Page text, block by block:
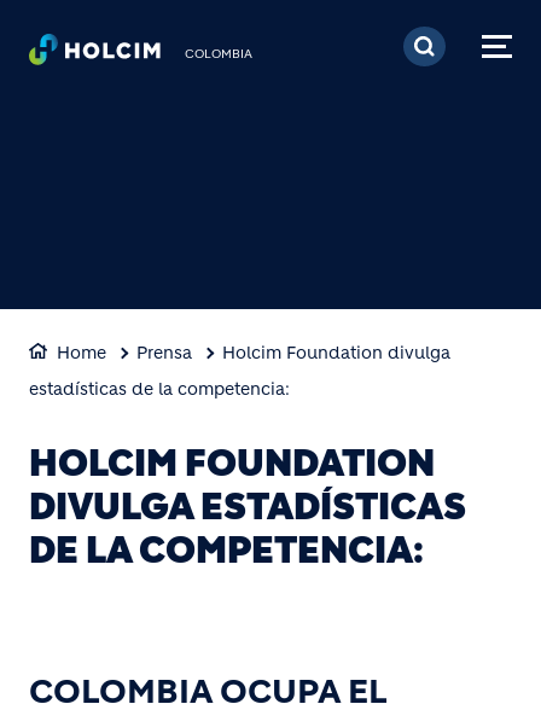
Pasar al contenido
COLOMBIA
Home Prensa
Holcim Foundation divulga
estadísticas de la competencia:
HOLCIM FOUNDATION
DIVULGA ESTADÍSTICAS
DE LA COMPETENCIA:
COLOMBIA OCUPA EL